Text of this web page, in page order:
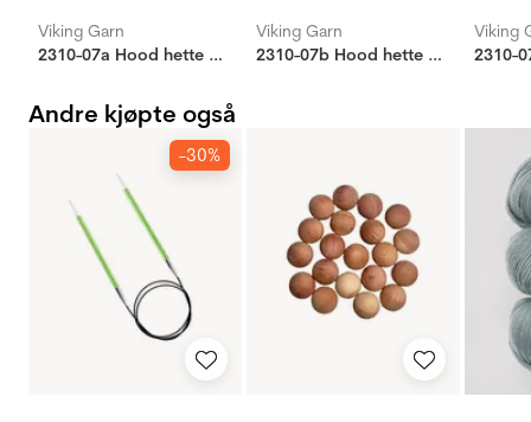
Viking Garn
2310-07a Hood hette orange
Viking Garn
2310-07b Hood hette cerise
Viking
Andre kjøpte også
-30%